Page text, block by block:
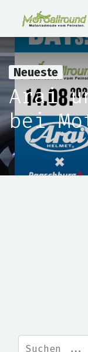
Neueste
Arai
bei